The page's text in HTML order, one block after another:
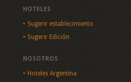
HOTELES
Sugerir establecimiento
Sugerir Edición
NOSOTROS
Hoteles Argentina